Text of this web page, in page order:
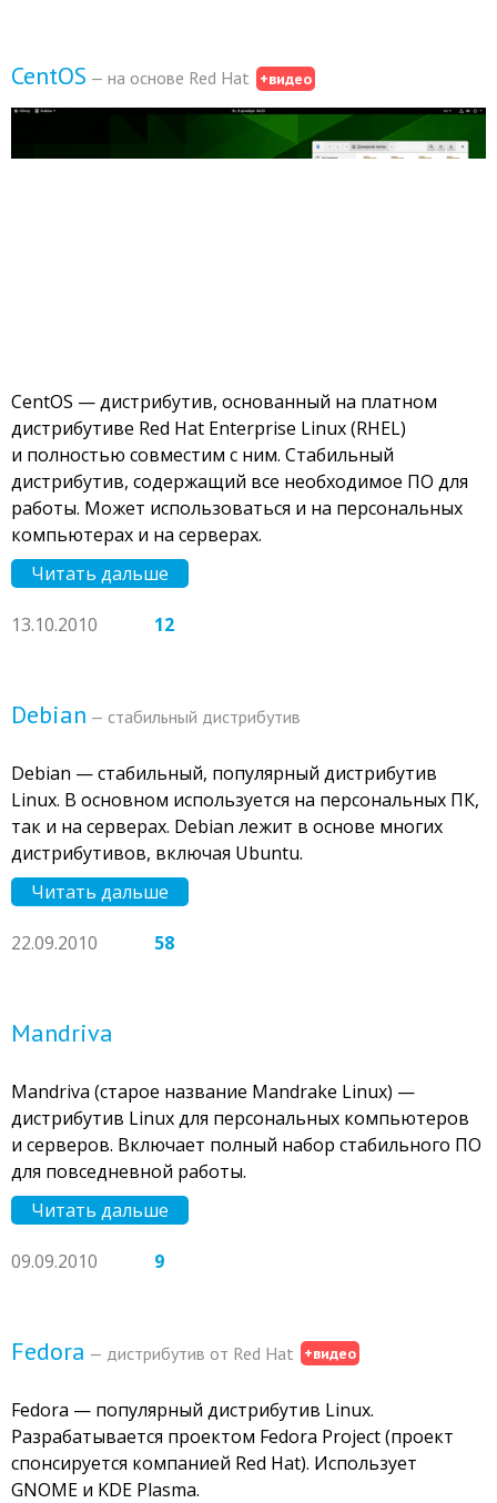
CentOS — на основе Red Hat +видео
CentOS — дистрибутив, основанный на платном
дистрибутиве Red Hat Enterprise Linux (RHEL)
и полностью совместим с ним. Стабильный
дистрибутив, содержащий все необходимое ПО для
работы. Может использоваться и на персональных
компьютерах и на серверах.
Читать дальше
13.10.2010 12
Debian — стабильный дистрибутив
Debian — стабильный, популярный дистрибутив
Linux. В основном используется на персональных ПК,
так и на серверах. Debian лежит в основе многих
дистрибутивов, включая Ubuntu.
Читать дальше
22.09.2010 58
Mandriva
Mandriva (старое название Mandrake Linux) —
дистрибутив Linux для персональных компьютеров
и серверов. Включает полный набор стабильного ПО
для повседневной работы.
Читать дальше
09.09.2010 9
Fedora — дистрибутив от Red Hat +видео
Fedora — популярный дистрибутив Linux.
Разрабатывается проектом Fedora Project (проект
спонсируется компанией Red Hat). Использует
GNOME и KDE Plasma.